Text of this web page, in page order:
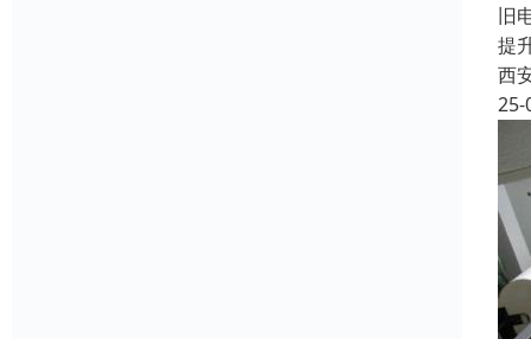
旧
提
西
25-